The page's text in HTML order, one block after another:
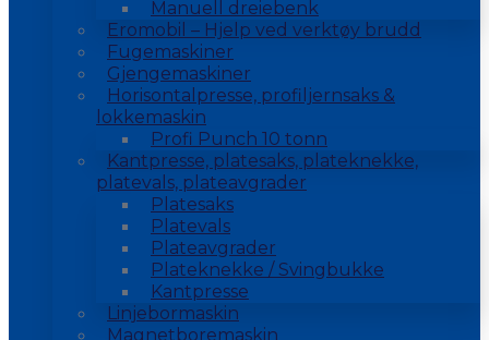
Manuell dreiebenk
Eromobil – Hjelp ved verktøy brudd
Fugemaskiner
Gjengemaskiner
Horisontalpresse, profiljernsaks &
lokkemaskin
Profi Punch 10 tonn
Kantpresse, platesaks, plateknekke,
platevals, plateavgrader
Platesaks
Platevals
Plateavgrader
Plateknekke / Svingbukke
Kantpresse
Linjebormaskin
Magnetboremaskin